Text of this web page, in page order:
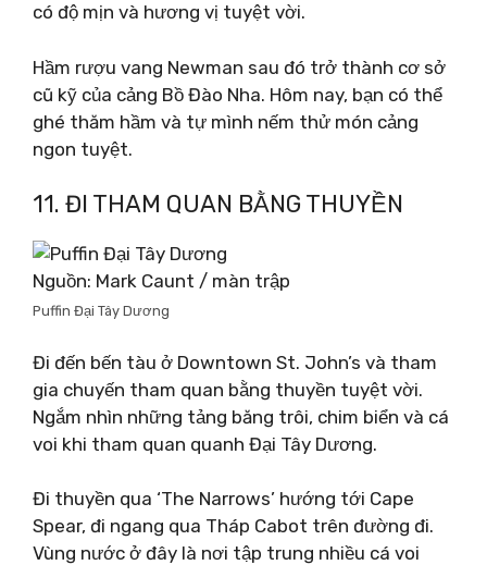
có độ mịn và hương vị tuyệt vời.
Hầm rượu vang Newman sau đó trở thành cơ sở
cũ kỹ của cảng Bồ Đào Nha. Hôm nay, bạn có thể
ghé thăm hầm và tự mình nếm thử món cảng
ngon tuyệt.
11. ĐI THAM QUAN BẰNG THUYỀN
Nguồn: Mark Caunt / màn trập
Puffin Đại Tây Dương
Đi đến bến tàu ở Downtown St. John’s và tham
gia chuyến tham quan bằng thuyền tuyệt vời.
Ngắm nhìn những tảng băng trôi, chim biển và cá
voi khi tham quan quanh Đại Tây Dương.
Đi thuyền qua ‘The Narrows’ hướng tới Cape
Spear, đi ngang qua Tháp Cabot trên đường đi.
Vùng nước ở đây là nơi tập trung nhiều cá voi